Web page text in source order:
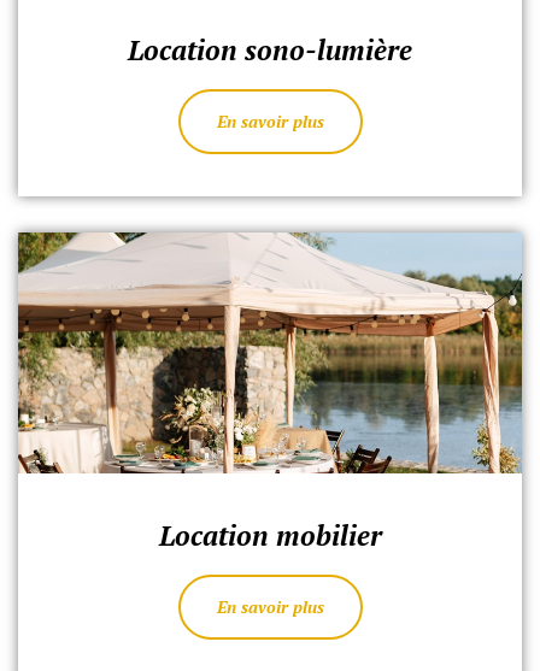
Location sono-lumière
En savoir plus
Location mobilier
En savoir plus